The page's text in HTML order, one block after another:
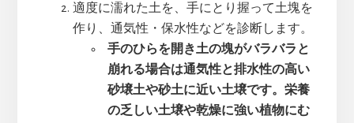
適度に濡れた土を、手にとり握って土塊を
作り、通気性・保水性などを診断します。
手のひらを開き土の塊がバラバラと
崩れる場合は通気性と排水性の高い
砂壌土や砂土に近い土壌です。栄養
の乏しい土壌や乾燥に強い植物にむ